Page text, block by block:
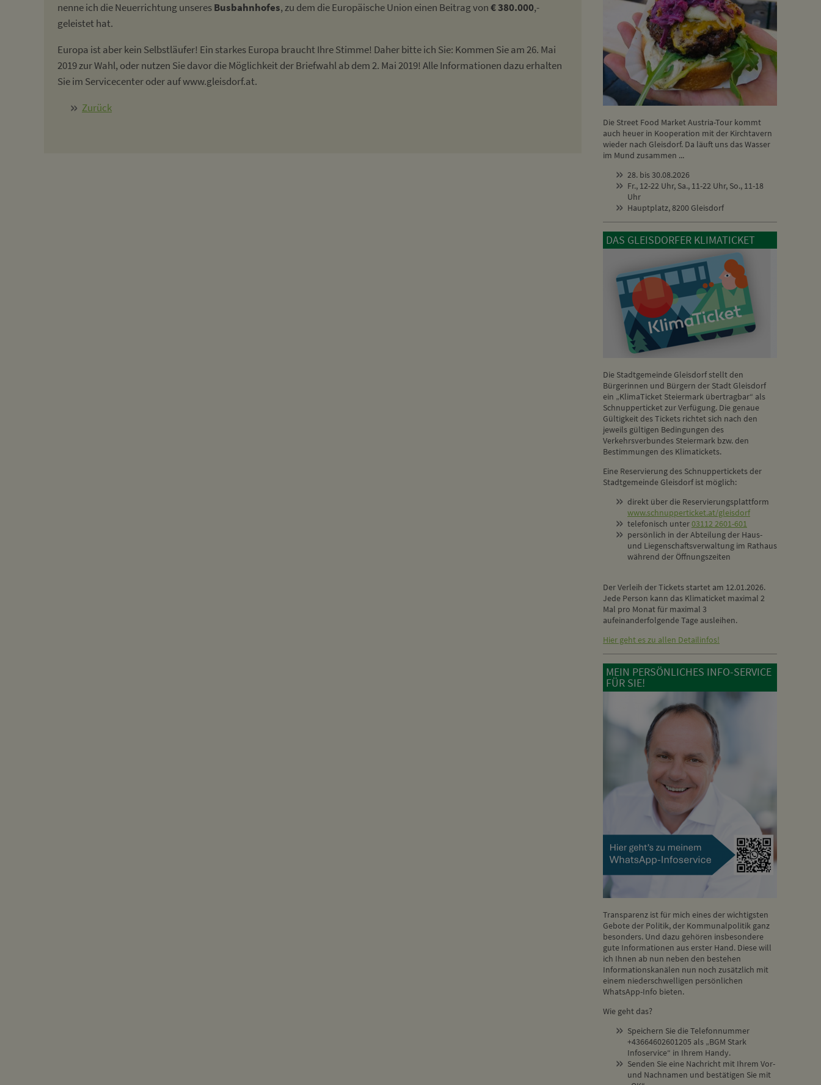
nenne ich die Neuerrichtung unseresBusbahnhofes, zu dem die Europäische Union einen Beitrag von€ 380.000,-
geleistet hat.
Europa ist aber kein Selbstläufer! Ein starkes Europa braucht Ihre Stimme! Daher bitte ich Sie: Kommen Sie am 26. Mai
2019 zur Wahl, oder nutzen Sie davor die Möglichkeit der Briefwahl ab dem 2. Mai 2019! Alle Informationen dazu erhalten
Sie im Servicecenter oder auf www.gleisdorf.at.
Zurück
Die Street Food Market Austria-Tour kommt
auch heuer in Kooperation mit der Kirchtavern
wieder nach Gleisdorf. Da läuft uns das Wasser
im Mund zusammen ...
28. bis 30.08.2026
Fr., 12-22 Uhr, Sa., 11-22 Uhr, So., 11-18
Uhr
Hauptplatz, 8200 Gleisdorf
DAS GLEISDORFER KLIMATICKET
Die Stadtgemeinde Gleisdorf stellt den
Bürgerinnen und Bürgern der Stadt Gleisdorf
ein „KlimaTicket Steiermark übertragbar“ als
Schnupperticket zur Verfügung. Die genaue
Gültigkeit des Tickets richtet sich nach den
jeweils gültigen Bedingungen des
Verkehrsverbundes Steiermark bzw. den
Bestimmungen des Klimatickets.
Eine Reservierung des Schnuppertickets der
Stadtgemeinde Gleisdorf ist möglich:
direkt über die Reservierungsplattform
www.schnupperticket.at/gleisdorf
telefonisch unter03112 2601-601
persönlich in der Abteilung der Haus-
und Liegenschaftsverwaltung im Rathaus
während der Öffnungszeiten
Der Verleih der Tickets startet am 12.01.2026.
Jede Person kann das Klimaticket maximal 2
Mal pro Monat für maximal 3
aufeinanderfolgende Tage ausleihen.
Hier geht es zu allen Detailinfos!
MEIN PERSÖNLICHES INFO-SERVICE
FÜR SIE!
Transparenz ist für mich eines der wichtigsten
Gebote der Politik, der Kommunalpolitik ganz
besonders. Und dazu gehören insbesondere
gute Informationen aus erster Hand. Diese will
ich Ihnen ab nun neben den bestehen
Informationskanälen nun noch zusätzlich mit
einem niederschwelligen persönlichen
WhatsApp-Info bieten.
Wie geht das?
Speichern Sie die Telefonnummer
+43664602601205 als „BGM Stark
Infoservice“ in Ihrem Handy.
Senden Sie eine Nachricht mit Ihrem Vor-
und Nachnamen und bestätigen Sie mit